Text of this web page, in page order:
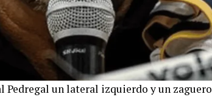
un lateral izquierdo y un zaguero